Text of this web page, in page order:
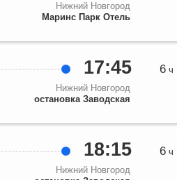
Нижний Новгород
Маринс Парк Отель
17:45
Нижний Новгород
остановка Заводская
6ч
18:15
Нижний Новгород
6ч